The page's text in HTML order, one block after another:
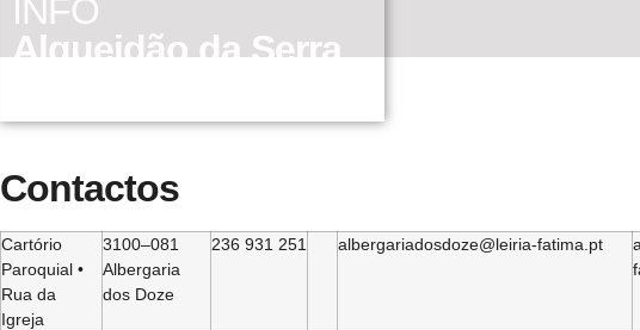
INFO
Alqueidão da Serra
Contactos
Cartório
Paroquial •
Rua da
Igreja
3100–081
Albergaria
dos Doze
236 931 251 albergariadosdoze@leiria-fatima.pt